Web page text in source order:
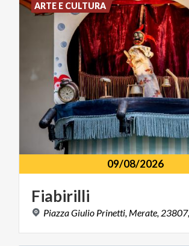
09/08/2026
Fiabirilli
PiazzaGiulio Prinetti, Merate, 23807,
ARTE E CULTURA